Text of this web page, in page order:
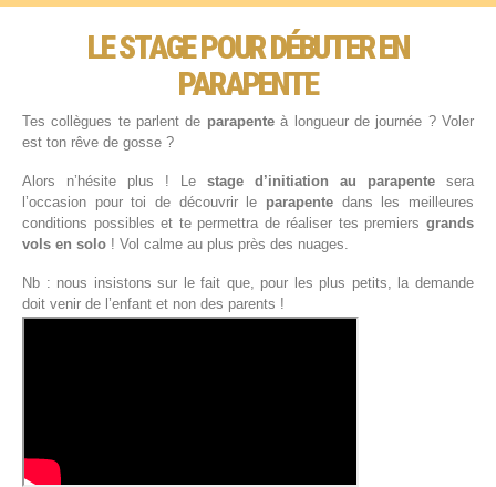
LE STAGE POUR DÉBUTER EN
PARAPENTE
Tes collègues te parlent de parapenteà longueur de journée ? Voler
est ton rêve de gosse ?
Alors n’hésite plus ! Le stage d’initiation au parapente sera
l’occasion pour toi de découvrir le parapente dans les meilleures
conditions possibles et te permettra de réaliser tes premiers grands
vols en solo ! Vol calme au plus près des nuages.
Nb : nous insistons sur le fait que, pour les plus petits, la demande
doit venir de l’enfant et non des parents !